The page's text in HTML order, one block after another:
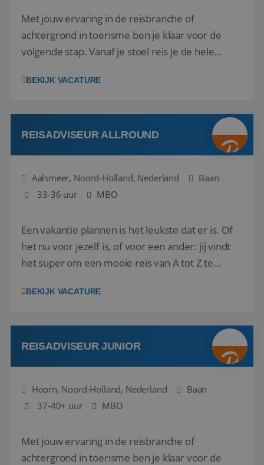
Met jouw ervaring in de reisbranche of
achtergrond in toerisme ben je klaar voor de
volgende stap. Vanaf je stoel reis je de hele
wensen van je team, je klant en wat er in de
klanten te overtuigen om die droomreis te
boeken! ...
BEKIJK VACATURE
REISADVISEUR ALLROUND
Aalsmeer, Noord-Holland, Nederland
Baan
33-36 uur
MBO
Een vakantie plannen is het leukste dat er is. Of
het nu voor jezelf is, of voor een ander: jij vindt
het super om een mooie reis van A tot Z te
vakantiegangers de meest prachtige plekjes op
werken: of het nu gaat om vragen ...
BEKIJK VACATURE
REISADVISEUR JUNIOR
Hoorn, Noord-Holland, Nederland
Baan
37-40+ uur
MBO
Met jouw ervaring in de reisbranche of
achtergrond in toerisme ben je klaar voor de